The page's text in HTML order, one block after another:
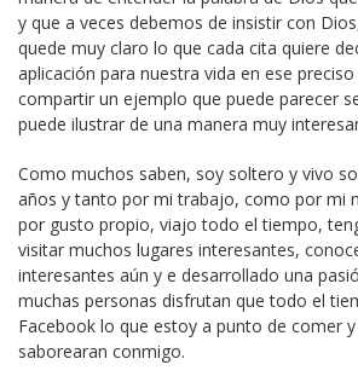
y que a veces debemos de insistir con
quede muy claro lo que cada cita quiere
aplicación para nuestra vida en ese
compartir un ejemplo que puede parecer
puede ilustrar de una manera muy
Como muchos saben, soy soltero y vivo
años y tanto por mi trabajo, como por mi
por gusto propio, viajo todo el tiempo,
visitar muchos lugares interesantes,
interesantes aún y e desarrollado una
muchas personas disfrutan que todo el
Facebook lo que estoy a punto de comer
saborearan conmigo.